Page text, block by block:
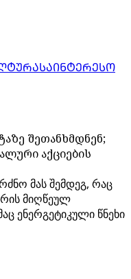
ᲡᲐᲘᲜᲢᲔᲠᲔᲡᲝ
შეთანხმდნენ;
აქციების
მას შემდეგ, რაც
მიღწეულ
ენერგეტიკული წნეხი